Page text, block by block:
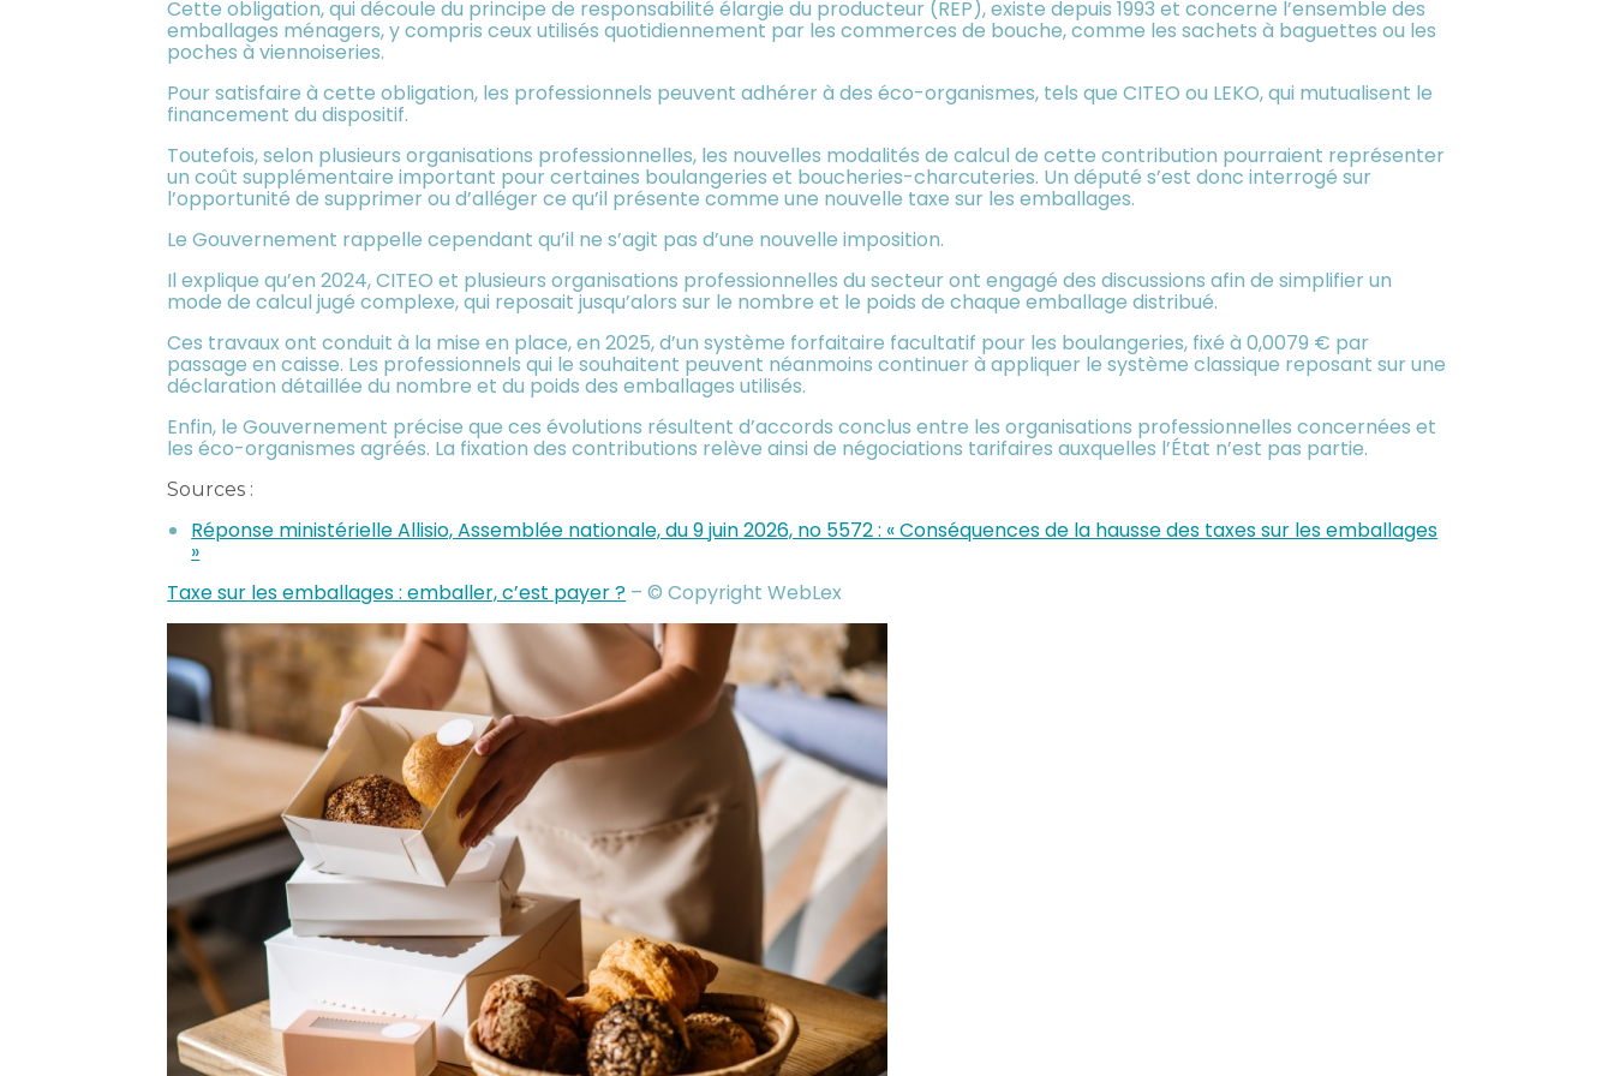
Cette obligation, qui découle du principe de responsabilité élargie du producteur (REP), existe depuis 1993 et concerne l’ensemble des
emballages ménagers, y compris ceux utilisés quotidiennement par les commerces de bouche, comme les sachets à baguettes ou les
poches à viennoiseries.
Pour satisfaire à cette obligation, les professionnels peuvent adhérer à des éco-organismes, tels que CITEO ou LEKO, qui mutualisent le
financement du dispositif.
Toutefois, selon plusieurs organisations professionnelles, les nouvelles modalités de calcul de cette contribution pourraient représenter
un coût supplémentaire important pour certaines boulangeries et boucheries-charcuteries. Un député s’est donc interrogé sur
l’opportunité de supprimer ou d’alléger ce qu’il présente comme une nouvelle taxe sur les emballages.
Le Gouvernement rappelle cependant qu’il ne s’agit pas d’une nouvelle imposition.
Il explique qu’en 2024, CITEO et plusieurs organisations professionnelles du secteur ont engagé des discussions afin de simplifier un
mode de calcul jugé complexe, qui reposait jusqu’alors sur le nombre et le poids de chaque emballage distribué.
Ces travaux ont conduit à la mise en place, en 2025, d’un système forfaitaire facultatif pour les boulangeries, fixé à 0,0079 € par
passage en caisse. Les professionnels qui le souhaitent peuvent néanmoins continuer à appliquer le système classique reposant sur une
déclaration détaillée du nombre et du poids des emballages utilisés.
Enfin, le Gouvernement précise que ces évolutions résultent d’accords conclus entre les organisations professionnelles concernées et
les éco-organismes agréés. La fixation des contributions relève ainsi de négociations tarifaires auxquelles l’État n’est pas partie.
Sources :
Réponse ministérielle Allisio, Assemblée nationale, du 9 juin 2026, no 5572 : « Conséquences de la hausse des taxes sur les emballages
»
Taxe sur les emballages : emballer, c’est payer ? – © Copyright WebLex